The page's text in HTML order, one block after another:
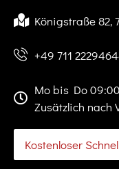
Königstraße 82,
+49 711
Mo bis Do
Zusätzlich nach
Kostenloser